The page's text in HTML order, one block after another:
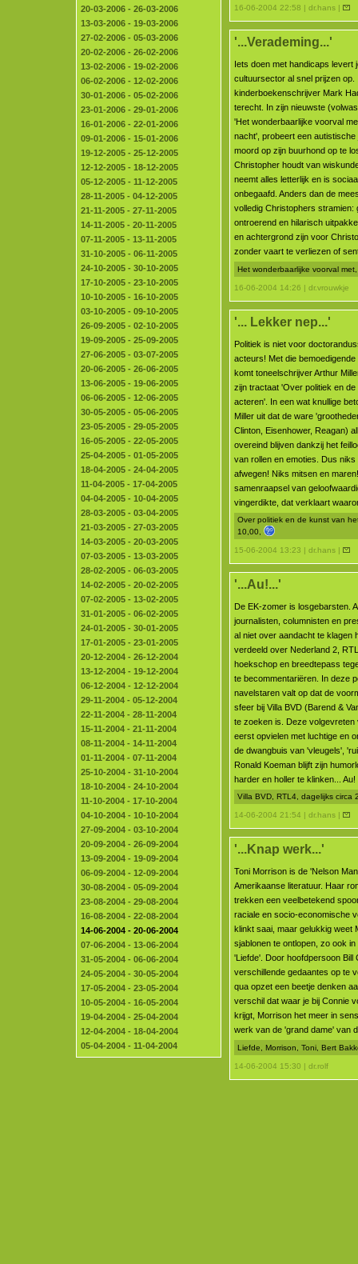
20-03-2006 - 26-03-2006
13-03-2006 - 19-03-2006
27-02-2006 - 05-03-2006
20-02-2006 - 26-02-2006
13-02-2006 - 19-02-2006
06-02-2006 - 12-02-2006
30-01-2006 - 05-02-2006
23-01-2006 - 29-01-2006
16-01-2006 - 22-01-2006
09-01-2006 - 15-01-2006
19-12-2005 - 25-12-2005
12-12-2005 - 18-12-2005
05-12-2005 - 11-12-2005
28-11-2005 - 04-12-2005
21-11-2005 - 27-11-2005
14-11-2005 - 20-11-2005
07-11-2005 - 13-11-2005
31-10-2005 - 06-11-2005
24-10-2005 - 30-10-2005
17-10-2005 - 23-10-2005
10-10-2005 - 16-10-2005
03-10-2005 - 09-10-2005
26-09-2005 - 02-10-2005
19-09-2005 - 25-09-2005
27-06-2005 - 03-07-2005
20-06-2005 - 26-06-2005
13-06-2005 - 19-06-2005
06-06-2005 - 12-06-2005
30-05-2005 - 05-06-2005
23-05-2005 - 29-05-2005
16-05-2005 - 22-05-2005
25-04-2005 - 01-05-2005
18-04-2005 - 24-04-2005
11-04-2005 - 17-04-2005
04-04-2005 - 10-04-2005
28-03-2005 - 03-04-2005
21-03-2005 - 27-03-2005
14-03-2005 - 20-03-2005
07-03-2005 - 13-03-2005
28-02-2005 - 06-03-2005
14-02-2005 - 20-02-2005
07-02-2005 - 13-02-2005
31-01-2005 - 06-02-2005
24-01-2005 - 30-01-2005
17-01-2005 - 23-01-2005
20-12-2004 - 26-12-2004
13-12-2004 - 19-12-2004
06-12-2004 - 12-12-2004
29-11-2004 - 05-12-2004
22-11-2004 - 28-11-2004
15-11-2004 - 21-11-2004
08-11-2004 - 14-11-2004
01-11-2004 - 07-11-2004
25-10-2004 - 31-10-2004
18-10-2004 - 24-10-2004
11-10-2004 - 17-10-2004
04-10-2004 - 10-10-2004
27-09-2004 - 03-10-2004
20-09-2004 - 26-09-2004
13-09-2004 - 19-09-2004
06-09-2004 - 12-09-2004
30-08-2004 - 05-09-2004
23-08-2004 - 29-08-2004
16-08-2004 - 22-08-2004
14-06-2004 - 20-06-2004
07-06-2004 - 13-06-2004
31-05-2004 - 06-06-2004
24-05-2004 - 30-05-2004
17-05-2004 - 23-05-2004
10-05-2004 - 16-05-2004
19-04-2004 - 25-04-2004
12-04-2004 - 18-04-2004
05-04-2004 - 11-04-2004
16-06-2004 22:58 | dr.hans |
'...Verademing...'
Iets doen met handicaps levert
cultuursector al snel prijzen op.
kinderboekenschrijver Mark
terecht. In zijn nieuwste
'Het wonderbaarlijke voorval
nacht', probeert een autistische
moord op zijn buurhond op te
Christopher houdt van
neemt alles letterlijk en is
onbegaafd. Anders dan de
volledig Christophers
ontroerend en hilarisch
en achtergrond zijn voor
zonder vaart te verliezen of
Het wonderbaarlijke voorval
16-06-2004 14:26 | dr.vrouwkje
'... Lekker nep...'
Politiek is niet voor
acteurs! Met die
komt toneelschrijver Arthur
zijn tractaat 'Over politiek en
acteren'. In een wat knullige
Miller uit dat de ware
Clinton, Eisenhower, Reagan)
overeind blijven dankzij het
van rollen en emoties. Dus
afwegen! Niks mitsen en
samenraapsel van
vingerdikte, dat verklaart
Over politiek en de kunst van
10,00,
15-06-2004 13:23 | dr.hans |
'...Au!...'
De EK-zomer is losgebarsten.
journalisten, columnisten en
al niet over aandacht te klagen
verdeeld over Nederland 2,
hoekschop en breedtepass
te becommentariëren. In deze
navelstaren valt op dat de
sfeer bij Villa BVD (Barend &
te zoeken is. Deze
eerst opvielen met luchtige en
de dwangbuis van 'vleugels',
Ronald Koeman blijft zijn
harder en holler te klinken... Au!
Villa BVD, RTL4, dagelijks circa
14-06-2004 21:54 | dr.hans |
'...Knap werk...'
Toni Morrison is de 'Nelson
Amerikaanse literatuur. Haar
trekken een veelbetekend
raciale en socio-economische
klinkt saai, maar gelukkig weet
sjablonen te ontlopen, zo ook
'Liefde'. Door hoofdpersoon Bill
verschillende gedaantes op te
qua opzet een beetje denken
verschil dat waar je bij Connie
krijgt, Morrison het meer in
werk van de 'grand dame' van
Liefde, Morrison, Toni, Bert
14-06-2004 15:30 | dr.rolf